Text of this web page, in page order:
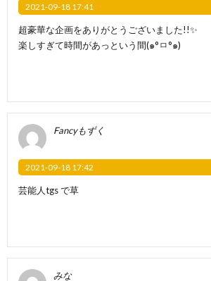
2021-09-18 17:41
超豪華な企画をありがとうございました!!✨
楽しすぎて時間があっという間(๑°ㅁ°๑)
Fancyもずく
2021-09-18 17:42
芸能人tgs で草
みな